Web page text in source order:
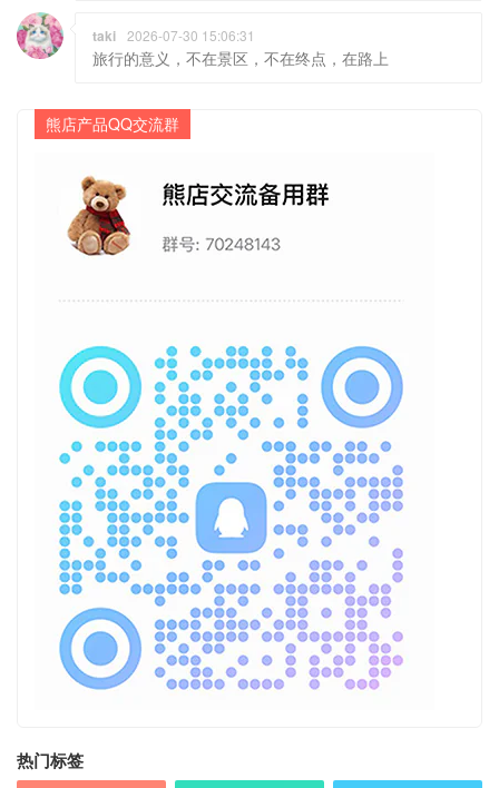
taki 2026-07-30 15:06:31
旅行的意义，不在景区，不在终点，在路上
熊店产品QQ交流群
热门标签